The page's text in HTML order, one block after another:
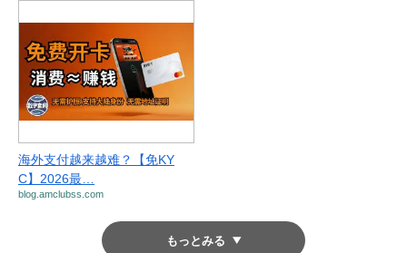
海外支付越来越难？【免KY
C】2026最…
blog.amclubss.com
もっとみる